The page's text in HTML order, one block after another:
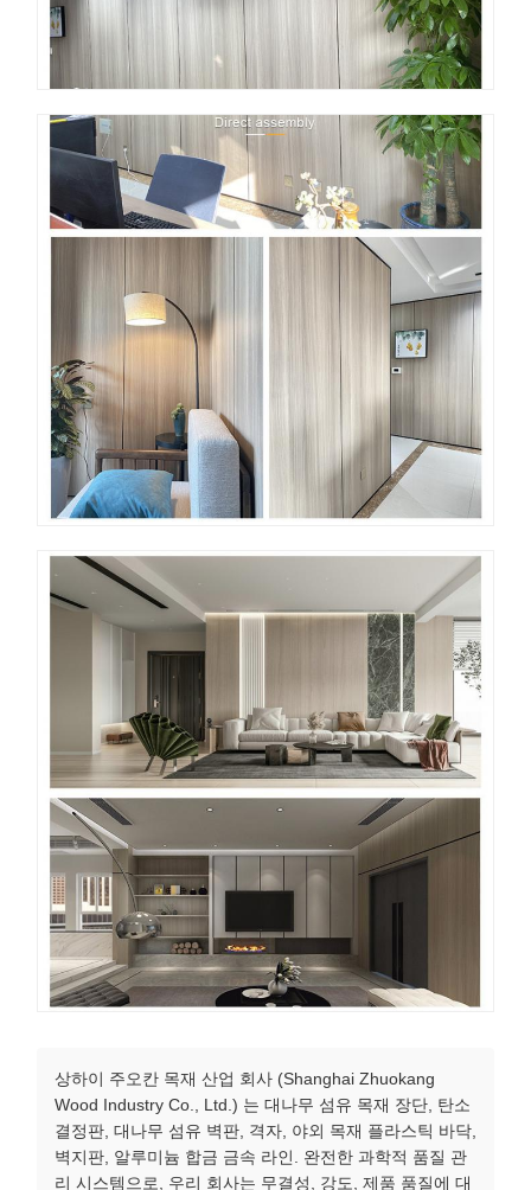
상하이 주오칸 목재 산업 회사 (Shanghai Zhuokang
Wood Industry Co., Ltd.) 는 대나무 섬유 목재 장단, 탄소
결정판, 대나무 섬유 벽판, 격자, 야외 목재 플라스틱 바닥,
벽지판, 알루미늄 합금 금속 라인. 완전한 과학적 품질 관
리 시스템으로, 우리 회사는 무결성, 강도, 제품 품질에 대